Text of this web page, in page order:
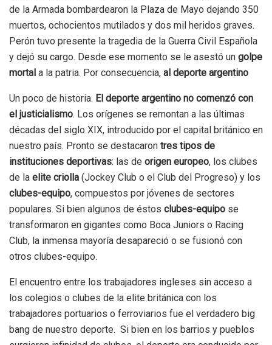
de la Armada bombardearon la Plaza de Mayo dejando 350
muertos, ochocientos mutilados y dos mil heridos graves.
Perón tuvo presente la tragedia de la Guerra Civil Española
y dejó su cargo. Desde ese momento se le asestó un golpe
mortal a la patria. Por consecuencia, al deporte argentino
Un poco de historia. El deporte argentino no comenzó con
el justicialismo. Los orígenes se remontan a las últimas
décadas del siglo XIX, introducido por el capital británico en
nuestro país. Pronto se destacaron tres tipos de
instituciones deportivas: las de origen europeo, los clubes
de la elite criolla (Jockey Club o el Club del Progreso) y los
clubes-equipo, compuestos por jóvenes de sectores
populares. Si bien algunos de éstos clubes-equipo se
transformaron en gigantes como Boca Juniors o Racing
Club, la inmensa mayoría desapareció o se fusionó con
otros clubes-equipo.
El encuentro entre los trabajadores ingleses sin acceso a
los colegios o clubes de la elite británica con los
trabajadores portuarios o ferroviarios fue el verdadero big
bang de nuestro deporte. Si bien en los barrios y pueblos